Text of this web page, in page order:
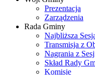
Prezentacja
Zarządzenia
Rada Gminy
Najbliższa
Transmisja z
Nagrania z
Skład Rady
Komisje